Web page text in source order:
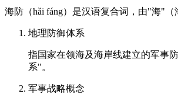
海防（hǎi fáng）是汉语复合词，由"海"
地理防御体系
指国家在领海及海岸线建立的军事
系"。
军事战略概念